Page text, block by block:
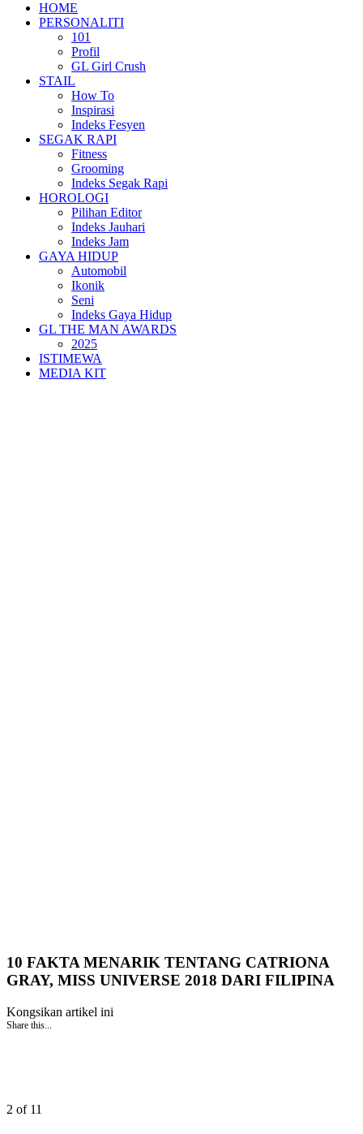
HOME
PERSONALITI
101
Profil
GL Girl Crush
STAIL
How To
Inspirasi
Indeks Fesyen
SEGAK RAPI
Fitness
Grooming
Indeks Segak Rapi
HOROLOGI
Pilihan Editor
Indeks Jauhari
Indeks Jam
GAYA HIDUP
Automobil
Ikonik
Seni
Indeks Gaya Hidup
GL THE MAN AWARDS
2025
ISTIMEWA
MEDIA KIT
10 FAKTA MENARIK TENTANG CATRIONA
GRAY, MISS UNIVERSE 2018 DARI FILIPINA
Kongsikan artikel ini
Share this...
2 of 11